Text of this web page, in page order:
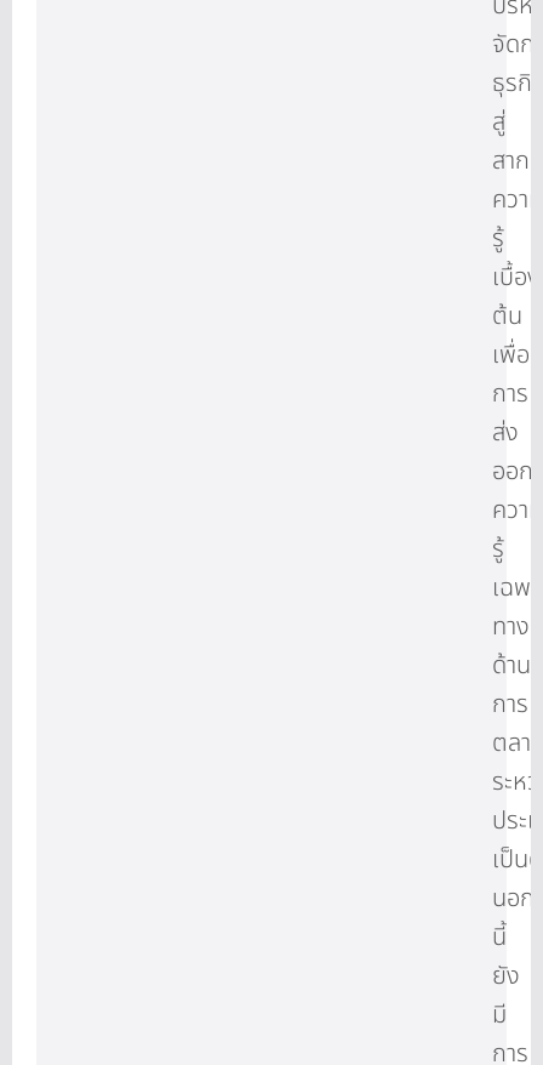
จัดก
ธุรกิ
สู่
สากล
ความ
รู้
เบื้อง
ต้น
เพื่อ
การ
ส่ง
ออก
ความ
รู้
เฉพ
ทาง
ด้าน
การ
ตลา
ระห
ประ
เป็
นอก
นี้
ยัง
มี
การ